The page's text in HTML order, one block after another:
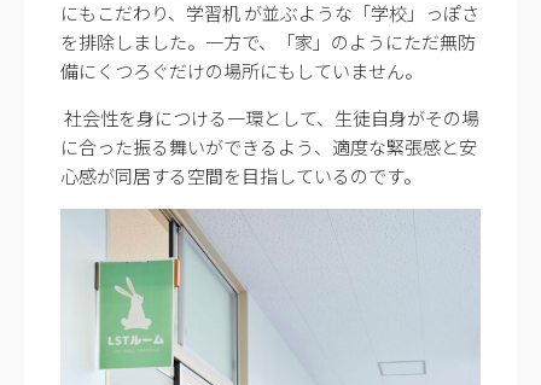
にもこだわり、学習机 が並ぶような「学校」っぽさ
を排除しました。一方で、「家」のようにただ無防
備にくつろぐだけの場所にもしていません。
社会性を身につける一環として、生徒自身がその場
に合った振る舞いができるよう、適度な緊張感と安
心感が同居する空間を目指しているのです。